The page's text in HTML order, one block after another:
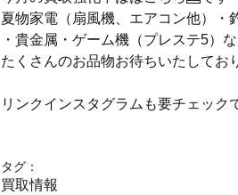
夏物家電（扇風機、エアコン他）・
・貴金属・ゲーム機（プレステ5）
たくさんのお品物お待ちいたしてお
リンクインスタグラムも要チェック
タグ：
買取情報